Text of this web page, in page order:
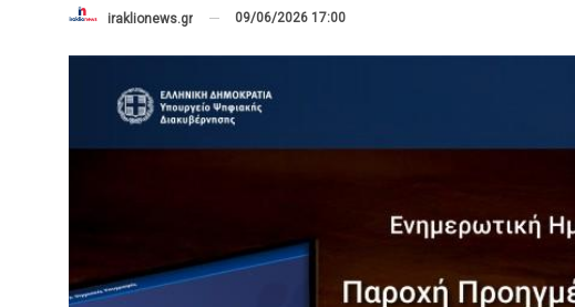
iraklionews.gr 09/06/2026 17:00